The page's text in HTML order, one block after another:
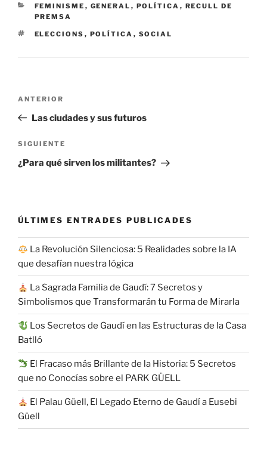
CATEGORÍAS
FEMINISME , GENERAL , POLÍTICA , RECULL DE
PREMSA
ETIQUETAS
ELECCIONS , POLÍTICA , SOCIAL
entradas
Entrada
anterior:
ANTERIOR
Las ciudades y sus futuros
Siguiente
entrada
SIGUIENTE
¿Para qué sirven los militantes?
ÚLTIMES ENTRADES PUBLICADES
La Revolución Silenciosa: 5 Realidades sobre la IA
que desafían nuestra lógica
La Sagrada Familia de Gaudí: 7 Secretos y
Simbolismos que Transformarán tu Forma de Mirarla
Los Secretos de Gaudí en las Estructuras de la Casa
Batlló
El Fracaso más Brillante de la Historia: 5 Secretos
que no Conocías sobre el PARK GÜELL
El Palau Güell, El Legado Eterno de Gaudí a Eusebi
Güell